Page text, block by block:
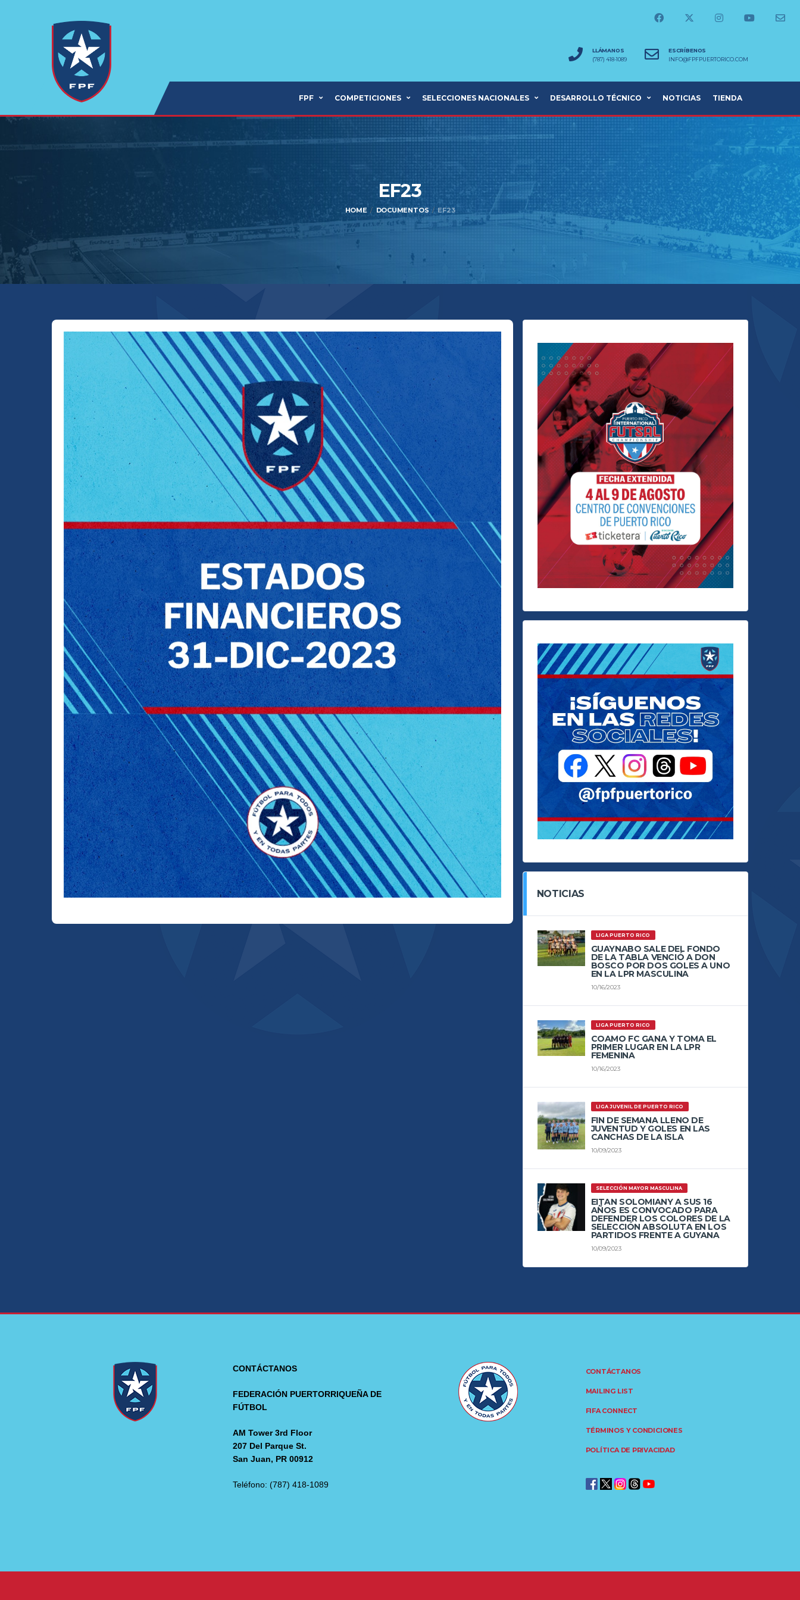
LLÁMANOS
(787) 418-1089
ESCRÍBENOS
INFO@FPFPUERTORICO.COM
FPF COMPETICIONES SELECCIONES NACIONALES DESARROLLO TÉCNICO NOTICIAS TIENDA
EF23
HOME DOCUMENTOS EF23
NOTICIAS
LIGA PUERTO RICO
GUAYNABO SALE DEL FONDO
DE LA TABLA VENCIÓ A DON
BOSCO POR DOS GOLES A UNO
EN LA LPR MASCULINA
10/16/2023
LIGA PUERTO RICO
COAMO FC GANA Y TOMA EL
PRIMER LUGAR EN LA LPR
FEMENINA
10/16/2023
LIGA JUVENIL DE PUERTO RICO
FIN DE SEMANA LLENO DE
JUVENTUD Y GOLES EN LAS
CANCHAS DE LA ISLA
10/09/2023
SELECCIÓN MAYOR MASCULINA
EITAN SOLOMIANY A SUS 16
AÑOS ES CONVOCADO PARA
DEFENDER LOS COLORES DE LA
SELECCIÓN ABSOLUTA EN LOS
PARTIDOS FRENTE A GUYANA
10/09/2023
CONTÁCTANOS
FEDERACIÓN PUERTORRIQUEÑA DE
FÚTBOL
AM Tower 3rd Floor
207 Del Parque St.
San Juan, PR 00912
Teléfono: (787) 418-1089
CONTÁCTANOS
MAILING LIST
FIFA CONNECT
TÉRMINOS Y CONDICIONES
POLÍTICA DE PRIVACIDAD